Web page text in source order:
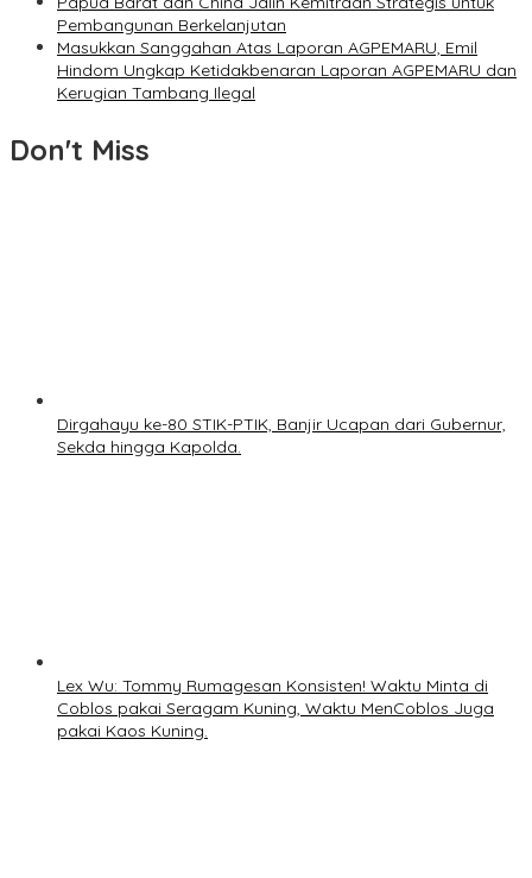
Pembangunan Berkelanjutan
Masukkan Sanggahan Atas Laporan AGPEMARU, Emil
Hindom Ungkap Ketidakbenaran Laporan AGPEMARU dan
Kerugian Tambang Ilegal
Don't Miss
Dirgahayu ke-80 STIK-PTIK, Banjir Ucapan dari Gubernur,
Sekda hingga Kapolda.
Lex Wu: Tommy Rumagesan Konsisten! Waktu Minta di
Coblos pakai Seragam Kuning, Waktu MenCoblos Juga
pakai Kaos Kuning.